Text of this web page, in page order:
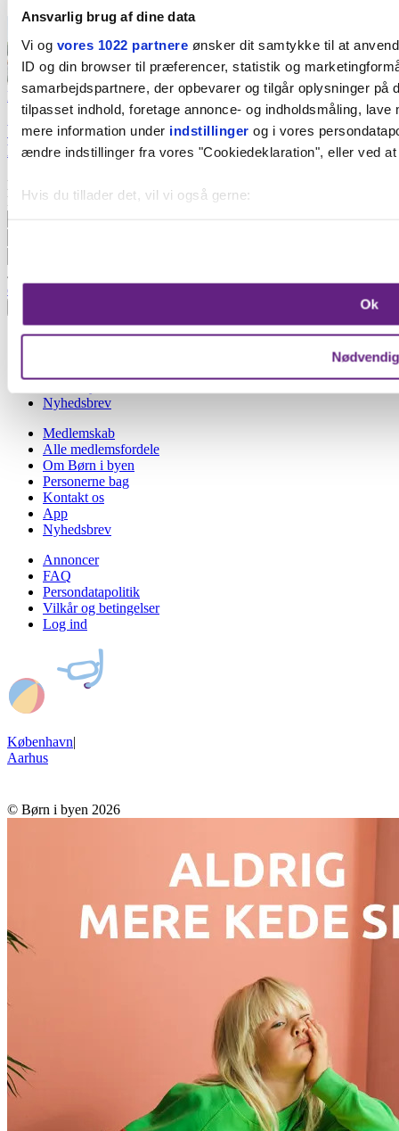
Ansvarlig brug af dine data
Vi og vores 1022 partnereønsker dit samtykke til at
ID og din browser til præferencer, statistik og
samarbejdspartnere, der opbevarer og tilgår oplysninger på
tilpasset indhold, foretage annonce- og indholdsmåling,
mere information under indstillinger og i vores
ændre indstillinger fra vores "Cookiedeklaration", eller ved
Hvis du tillader det, vil vi også gerne:
Vi bruger cookies til at forbedre brugeroplevelsen på
oplysninger om din brug af vores hjemmeside med vores
Ok
Kultur
Weekendtip i Aarhus: 5 x børnehits til stor Food
Festival med 200 stande
Nyhedsbrev
Få det bedste af byen direkte i din inbox
Jeg giver mit samtykke til opbevaring af mine oplysninger.
datapolitik.
Forside
Nyhedsbrev
Medlemskab
Alle medlemsfordele
Om Børn i byen
Personerne bag
Kontakt os
App
Nyhedsbrev
Annoncer
FAQ
Persondatapolitik
Vilkår og betingelser
Log ind
København|
Aarhus
© Børn i byen 2026